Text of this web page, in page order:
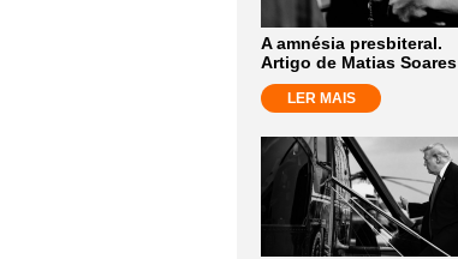
A amnésia presbiteral.
Artigo de Matias Soares
LER MAIS